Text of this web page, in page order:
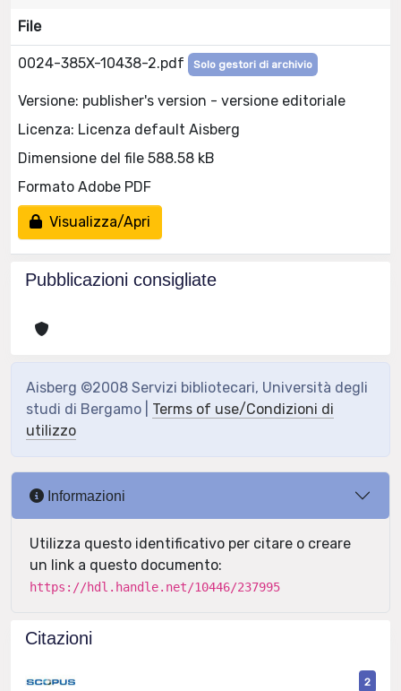
File
0024-385X-10438-2.pdf Solo gestori di archivio
Versione: publisher's version - versione editoriale
Licenza: Licenza default Aisberg
Dimensione del file 588.58 kB
Formato Adobe PDF
Visualizza/Apri
Pubblicazioni consigliate
Aisberg ©2008 Servizi bibliotecari, Università degli
studi di Bergamo | Terms of use/Condizioni di
utilizzo
Informazioni
Utilizza questo identificativo per citare o creare
un link a questo documento:
https://hdl.handle.net/10446/237995
Citazioni
2